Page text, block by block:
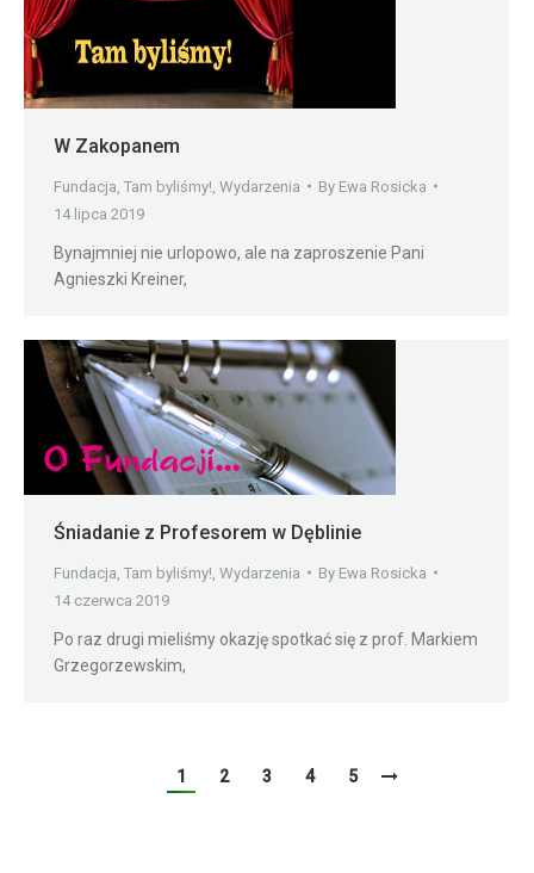
W Zakopanem
Fundacja Tam byliśmy! Wydarzenia By Ewa Rosicka
14 lipca 2019
Bynajmniej nie urlopowo, ale na zaproszenie Pani
Agnieszki Kreiner,
Śniadanie z Profesorem w Dęblinie
Fundacja Tam byliśmy! Wydarzenia By Ewa Rosicka
14 czerwca 2019
Po raz drugi mieliśmy okazję spotkać się z prof. Markiem
Grzegorzewskim,
1 2 3 4 5